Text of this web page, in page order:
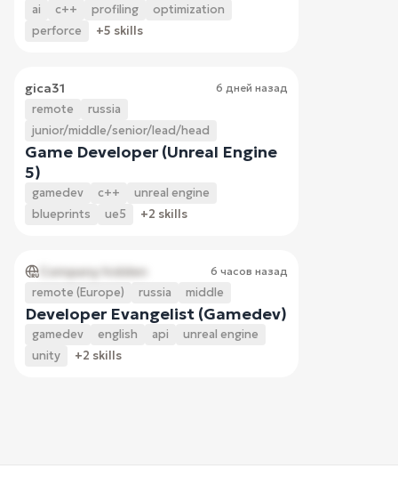
ai c++ profiling
optimization
perforce
+5 skills
gica31 6 дней назад
remote
russia
junior/middle/senior/lead/head
Game Developer (Unreal Engine
5)
gamedev c++
unreal engine
blueprints
ue5 +2 skills
Company hidden 6 часов назад
remote (Europe) russia middle
Developer Evangelist (Gamedev)
gamedev english api
unreal engine
unity
+2 skills